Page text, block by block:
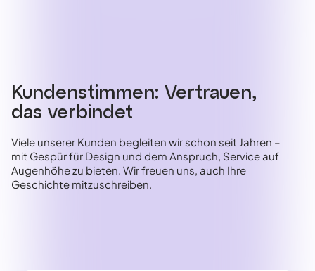
Kundenstimmen: Vertrauen,
das verbindet
Viele unserer Kunden begleiten wir schon seit Jahren –
mit Gespür für Design und dem Anspruch, Service auf
Augenhöhe zu bieten. Wir freuen uns, auch Ihre
Geschichte mitzuschreiben.